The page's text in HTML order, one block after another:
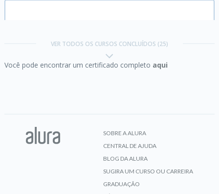
VER TODOS OS CURSOS CONCLUÍDOS (25)
Você pode encontrar um certificado completo aqui
SOBRE A ALURA
CENTRAL DE AJUDA
BLOG DA ALURA
SUGIRA UM CURSO OU CARREIRA
GRADUAÇÃO